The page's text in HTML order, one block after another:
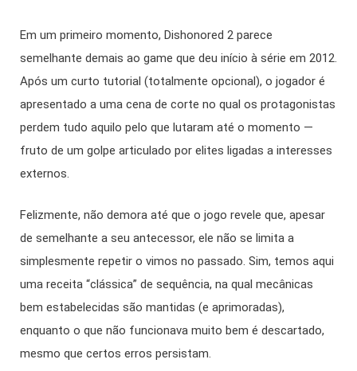
Em um primeiro momento, Dishonored 2 parece
semelhante demais ao game que deu início à série em 2012.
Após um curto tutorial (totalmente opcional), o jogador é
apresentado a uma cena de corte no qual os protagonistas
perdem tudo aquilo pelo que lutaram até o momento —
fruto de um golpe articulado por elites ligadas a interesses
externos.
Felizmente, não demora até que o jogo revele que, apesar
de semelhante a seu antecessor, ele não se limita a
simplesmente repetir o vimos no passado. Sim, temos aqui
uma receita “clássica” de sequência, na qual mecânicas
bem estabelecidas são mantidas (e aprimoradas),
enquanto o que não funcionava muito bem é descartado,
mesmo que certos erros persistam.